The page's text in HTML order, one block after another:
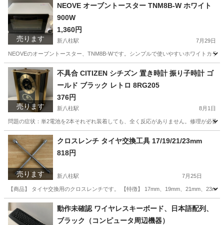
千葉 松戸市 キッチン家電
売ります
NEOVE オーブントースター TNM8B-W ホワイト
900W
1,360円
新八柱駅 7月29日
NEOVEのオーブントースター、TNM8B-Wです。シンプルで使いやすいホワイトカラ
千葉 松戸市 新八柱駅 キッチン家電
売ります
不具合 CITIZEN シチズン 置き時計 振り子時計 ゴ
ールド ブラック レトロ 8RG205
376円
新八柱駅 8月1日
問題の症状：単2電池を2本それぞれ装着しても、全く反応がありません。修理が必要
千葉 松戸市 生活家電 CITIZEN
売ります
クロスレンチ タイヤ交換工具 17/19/21/23mm
818円
新八柱駅 7月25日
【商品】 タイヤ交換用のクロスレンチです。 【特徴】 17mm、19mm、21mm、
千葉 松戸市 新八柱駅 ゴルフ タイヤ交換
動作未確認 ワイヤレスキーボード、日本語配列、
ブラック（コンピュータ周辺機器）